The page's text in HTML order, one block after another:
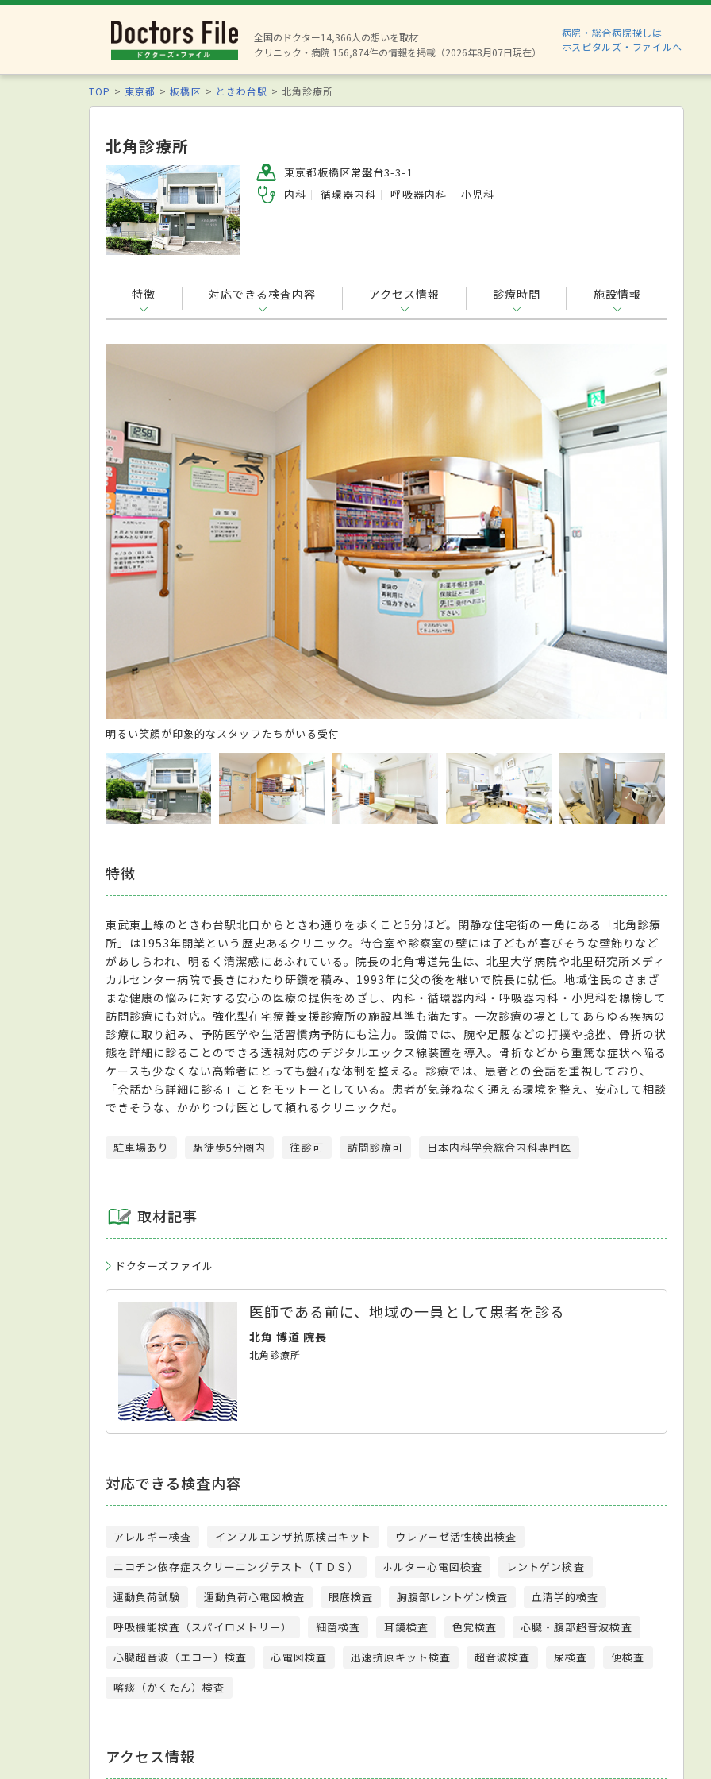
全国のドクター14,366人の想いを取材
クリニック・病院 156,874件の情報を掲載（2026年8月07日現在）
病院・総合病院探しは
ホスピタルズ・ファイルへ
TOP 東京都 板橋区 ときわ台駅 北角診療所
北角診療所
東京都板橋区常盤台3-3-1
内科
循環器内科 呼吸器内科 小児科
特徴 対応できる検査内容 アクセス情報 診療時間 施設情報
明るい笑顔が印象的なスタッフたちがいる受付
特徴
東武東上線のときわ台駅北口からときわ通りを歩くこと5分ほど。閑静な住宅街の一角にある「北角診療
所」は1953年開業という歴史あるクリニック。待合室や診察室の壁には子どもが喜びそうな壁飾りなど
があしらわれ、明るく清潔感にあふれている。院長の北角博道先生は、北里大学病院や北里研究所メディ
カルセンター病院で長きにわたり研鑽を積み、1993年に父の後を継いで院長に就任。地域住民のさまざ
まな健康の悩みに対する安心の医療の提供をめざし、内科・循環器内科・呼吸器内科・小児科を標榜して
訪問診療にも対応。強化型在宅療養支援診療所の施設基準も満たす。一次診療の場としてあらゆる疾病の
診療に取り組み、予防医学や生活習慣病予防にも注力。設備では、腕や足腰などの打撲や捻挫、骨折の状
態を詳細に診ることのできる透視対応のデジタルエックス線装置を導入。骨折などから重篤な症状へ陥る
ケースも少なくない高齢者にとっても盤石な体制を整える。診療では、患者との会話を重視しており、
「会話から詳細に診る」ことをモットーとしている。患者が気兼ねなく通える環境を整え、安心して相談
できそうな、かかりつけ医として頼れるクリニックだ。
駐車場あり 駅徒歩5分圏内 往診可 訪問診療可 日本内科学会総合内科専門医
取材記事
ドクターズファイル
医師である前に、地域の一員として患者を診る
北角 博道 院長
北角診療所
対応できる検査内容
アレルギー検査 インフルエンザ抗原検出キット
ウレアーゼ活性検出検査
ニコチン依存症スクリーニングテスト（ＴＤＳ）
ホルター心電図検査
レントゲン検査
運動負荷試験
運動負荷心電図検査 眼底検査 胸腹部レントゲン検査
血清学的検査
呼吸機能検査（スパイロメトリー）
細菌検査 耳鏡検査 色覚検査
心臓・腹部超音波検査
心臓超音波（エコー）検査
心電図検査 迅速抗原キット検査 超音波検査 尿検査
便検査
喀痰（かくたん）検査
アクセス情報